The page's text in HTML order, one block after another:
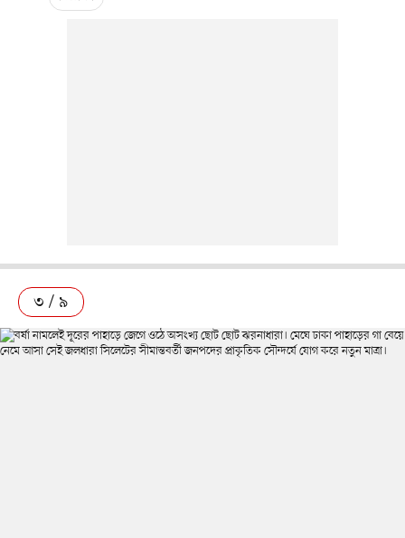
৩ / ৯